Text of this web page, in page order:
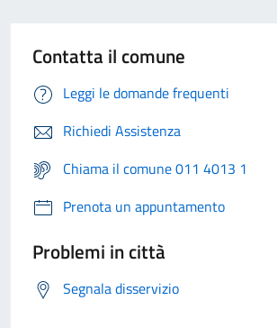
Contatta il comune
Leggi le domande frequenti
Richiedi Assistenza
Chiama il comune 011 4013 1
Prenota un appuntamento
Problemi in città
Segnala disservizio